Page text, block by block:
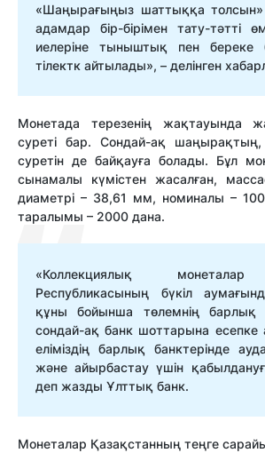
«Шаңырағыңыз шаттыққа толсын»
адамдар бір-бірімен тату-тәтті
иелеріне тыныштық пен береке
тілектк айтылады», – делінген
Монетада терезенің жақтауында
суреті бар. Сондай-ақ
суретін де байқауға болады. Бұл
сынамалы күмістен жасалған,
диаметрі – 38,61 мм, номиналы –
таралымы – 2000 дана.
«Коллекциялық монеталар
Республикасының бүкіл
құны бойынша төлемнің барлық
сондай-ақ банк шоттарына есепке
еліміздің барлық банктерінде
және айырбастау үшін
деп жазды Ұлттық банк.
Монеталар Қазақстанның теңге